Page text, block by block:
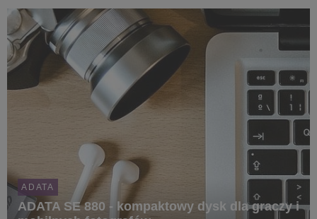
ADATA
ADATA SE 880 - kompaktowy dysk dla graczy i